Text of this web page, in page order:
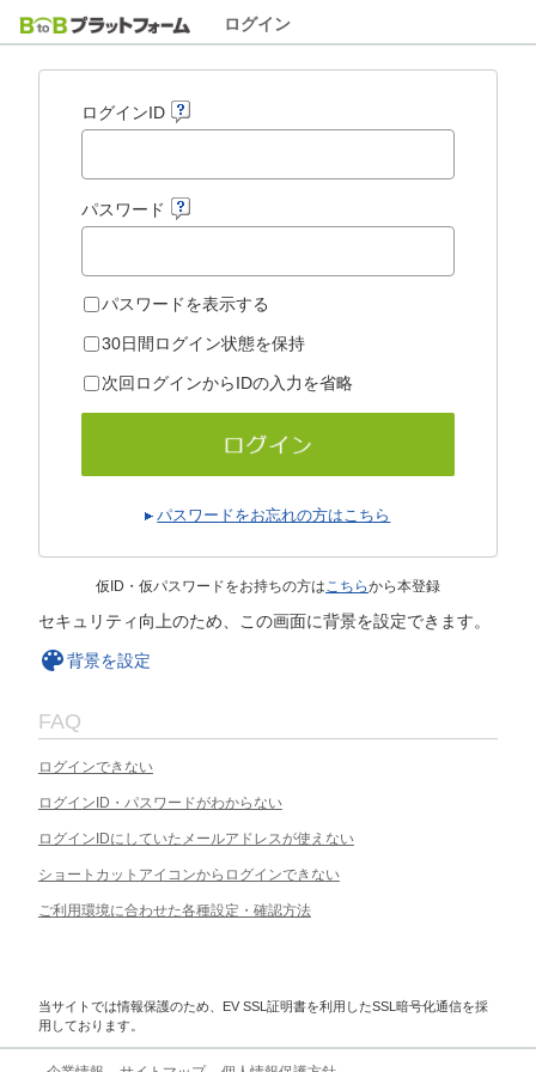
ログイン
ログインID
パスワード
パスワードを表示する
30日間ログイン状態を保持
次回ログインからIDの入力を省略
パスワードをお忘れの方はこちら
仮ID・仮パスワードをお持ちの方はこちらから本登録
セキュリティ向上のため、この画面に背景を設定できます。
背景を設定
FAQ
ログインできない
ログインID・パスワードがわからない
ログインIDにしていたメールアドレスが使えない
ショートカットアイコンからログインできない
ご利用環境に合わせた各種設定・確認方法
当サイトでは情報保護のため、EV SSL証明書を利用したSSL暗号化通信を採
用しております。